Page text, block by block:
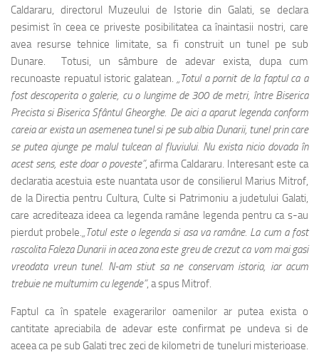
Caldararu, directorul Muzeului de Istorie din Galati, se declara
pesimist în ceea ce priveste posibilitatea ca înaintasii nostri, care
avea resurse tehnice limitate, sa fi construit un tunel pe sub
Dunare. Totusi, un sâmbure de adevar exista, dupa cum
recunoaste repuatul istoric galatean. „Totul a pornit de la faptul ca a
fost descoperita o galerie, cu o lungime de 300 de metri, între Biserica
Precista si Biserica Sfântul Gheorghe. De aici a aparut legenda conform
careia ar exista un asemenea tunel si pe sub albia Dunarii, tunel prin care
se putea ajunge pe malul tulcean al fluviului. Nu exista nicio dovada în
acest sens, este doar o poveste”, afirma Caldararu. Interesant este ca
declaratia acestuia este nuantata usor de consilierul Marius Mitrof,
de la Directia pentru Cultura, Culte si Patrimoniu a judetului Galati,
care acrediteaza ideea ca legenda ramâne legenda pentru ca s-au
pierdut probele.„Totul este o legenda si asa va ramâne. La cum a fost
rascolita Faleza Dunarii in acea zona este greu de crezut ca vom mai gasi
vreodata vreun tunel. N-am stiut sa ne conservam istoria, iar acum
trebuie ne multumim cu legende”, a spus Mitrof.
Faptul ca în spatele exagerarilor oamenilor ar putea exista o
cantitate apreciabila de adevar este confirmat pe undeva si de
aceea ca pe sub Galati trec zeci de kilometri de tuneluri misterioase.